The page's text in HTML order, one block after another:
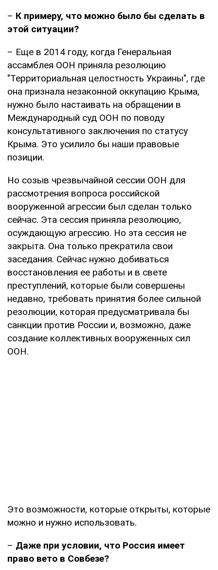
– К примеру, что можно было бы сделать в
этой ситуации?
– Еще в 2014 году, когда Генеральная
ассамблея ООН приняла резолюцию
"Территориальная целостность Украины", где
она признала незаконной оккупацию Крыма,
нужно было настаивать на обращении в
Международный суд ООН по поводу
консультативного заключения по статусу
Крыма. Это усилило бы наши правовые
позиции.
Но созыв чрезвычайной сессии ООН для
рассмотрения вопроса российской
вооруженной агрессии был сделан только
сейчас. Эта сессия приняла резолюцию,
осуждающую агрессию. Но эта сессия не
закрыта. Она только прекратила свои
заседания. Сейчас нужно добиваться
восстановления ее работы и в свете
преступлений, которые были совершены
недавно, требовать принятия более сильной
резолюции, которая предусматривала бы
санкции против России и, возможно, даже
создание коллективных вооруженных сил
ООН.
Это возможности, которые открыты, которые
можно и нужно использовать.
– Даже при условии, что Россия имеет
право вето в Совбезе?